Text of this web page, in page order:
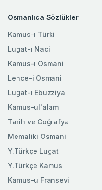
Osmanlıca Sözlükler
Kamus-ı Türki
Lugat-ı Naci
Kamus-ı Osmani
Lehce-i Osmani
Lugat-ı Ebuzziya
Kamus-ul'alam
Tarih ve Coğrafya
Memaliki Osmani
Y.Türkçe Lugat
Y.Türkçe Kamus
Kamus-u Fransevi